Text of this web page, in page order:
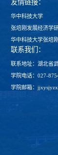
友情链接：
华中科技大学
张培刚发展经济学
华中科技大学张培
联系我们：
联系地址：湖北省
学院电话：027-
学院邮箱：